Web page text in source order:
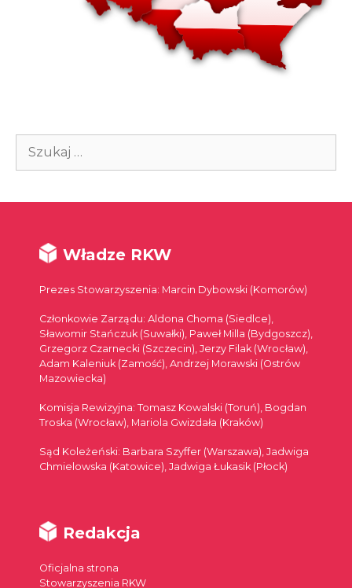
Szukaj:
Władze RKW
Prezes Stowarzyszenia: Marcin Dybowski (Komorów)
Członkowie Zarządu: Aldona Choma (Siedlce),
Sławomir Stańczuk (Suwałki), Paweł Milla (Bydgoszcz),
Grzegorz Czarnecki (Szczecin), Jerzy Filak (Wrocław),
Adam Kaleniuk (Zamość), Andrzej Morawski (Ostrów
Mazowiecka)
Komisja Rewizyjna: Tomasz Kowalski (Toruń), Bogdan
Troska (Wrocław), Mariola Gwizdała (Kraków)
Sąd Koleżeński: Barbara Szyffer (Warszawa), Jadwiga
Chmielowska (Katowice), Jadwiga Łukasik (Płock)
Redakcja
Oficjalna strona
Stowarzyszenia RKW